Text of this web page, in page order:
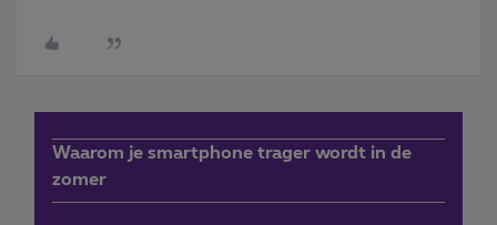
Waarom je smartphone trager wordt in de
zomer